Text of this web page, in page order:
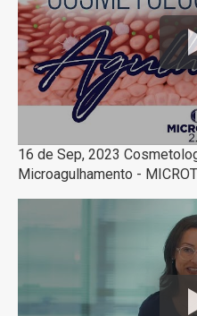
16 de Sep, 2023
Microagulhamento -